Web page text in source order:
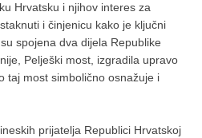
Hrvatsku i njihov interes za
i činjenicu kako je ključni
spojena dva dijela Republike
Pelješki most, izgradila upravo
taj most simbolično osnažuje i
prijatelja Republici Hrvatskoj